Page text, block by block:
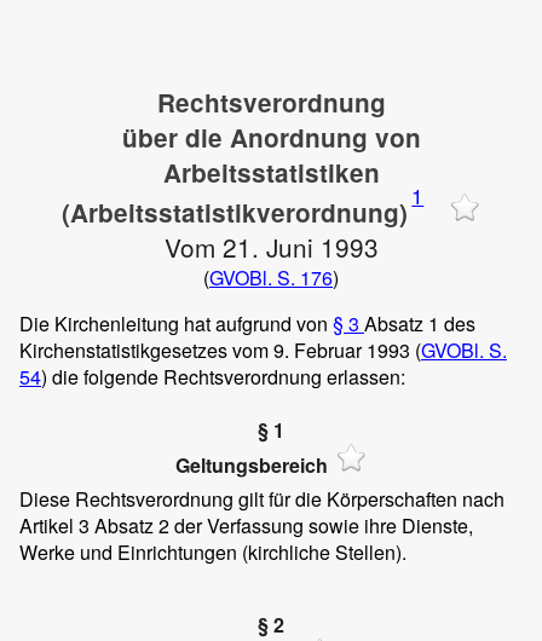
Rechtsverordnung
über die Anordnung von
Arbeitsstatistiken
(Arbeitsstatistikverordnung) 1
Vom 21. Juni 1993
(GVOBl. S. 176)
Die Kirchenleitung hat aufgrund von § 3 Absatz 1 des
Kirchenstatistikgesetzes vom 9. Februar 1993 (GVOBl. S.
54) die folgende Rechtsverordnung erlassen:
§ 1
Geltungsbereich
Diese Rechtsverordnung gilt für die Körperschaften nach
Artikel 3 Absatz 2 der Verfassung sowie ihre Dienste,
Werke und Einrichtungen (kirchliche Stellen).
§ 2